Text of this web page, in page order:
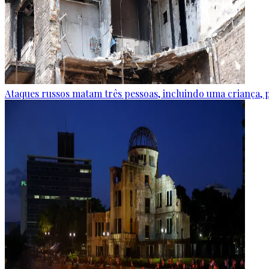
Ataques russos matam três pessoas, incluindo uma criança,